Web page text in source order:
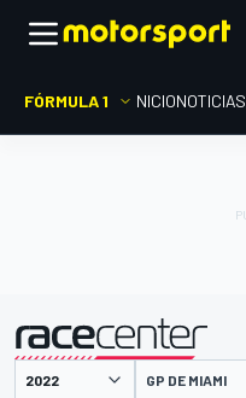
FÓRMULA 1 INICIONOTICIAS
presentado por GP DE MIAMI